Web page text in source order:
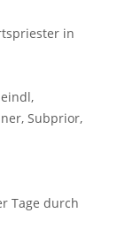
in
Subprior,
Tage durch